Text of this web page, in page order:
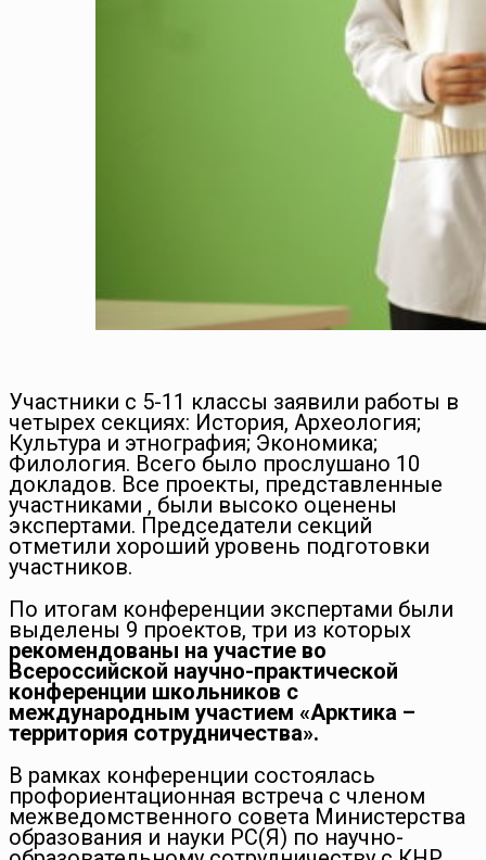
Участники с 5-11 классы заявили работы в
четырех секциях: История, Археология;
Культура и этнография; Экономика;
Филология. Всего было прослушано 10
докладов. Все проекты, представленные
участниками , были высоко оценены
экспертами. Председатели секций
отметили хороший уровень подготовки
участников.
По итогам конференции экспертами были
выделены 9 проектов, три из которых
рекомендованы на участие во
Всероссийской научно-практической
конференции школьников с
международным участием «Арктика –
территория сотрудничества».
В рамках конференции состоялась
профориентационная встреча с членом
межведомственного совета Министерства
образования и науки РС(Я) по научно-